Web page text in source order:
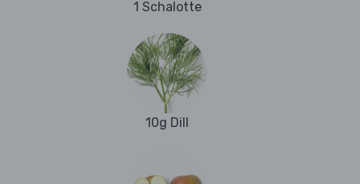
1 Schalotte
10g Dill